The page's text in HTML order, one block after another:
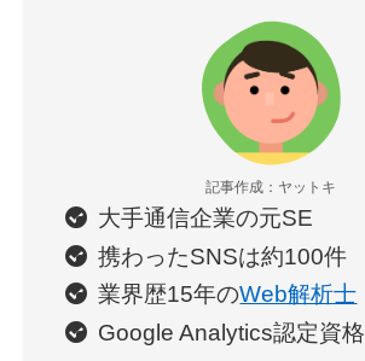
記事作成：ヤットキ
大手通信企業の元SE
携わったSNSは約100件
業界歴15年のWeb解析士
Google Analytics認定資格